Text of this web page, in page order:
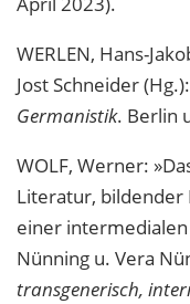
WERLEN, Hans-
Jost Schneider (Hg.):
Germanistik. Berlin
WOLF, Werner:
Literatur, bildender
einer
Nünning u. Vera
transgenerisch,